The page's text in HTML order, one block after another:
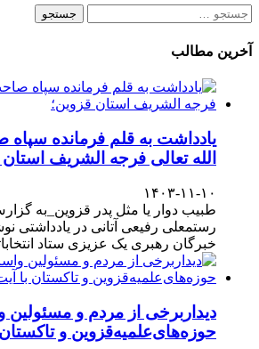
جستجو
آخرین مطالب
یادداشت به قلم فرمانده
الله تعالی فرجه الشریف استان
۱۴۰۳-۱۱-۱۰
طبیب دوار یا مثل پدر قزوین_به
رستمعلی رفیعی آتانی در یادداشتی
خبرگان رهبری یک عزیزی ستاد
دیداربرخی از مردم و مسئولین
حوزه‌های‌علمیه‌قزوین و تاکستان